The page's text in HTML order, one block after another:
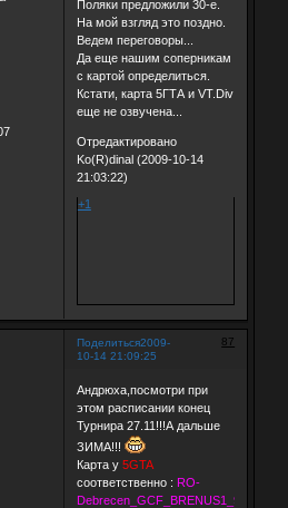
Поляки предложили 30-е.
На мой взгляд это поздно.
Ведем переговоры...
Да еще нашим соперникам
с картой определиться.
Кстати, карта 5ГТА и VT.Div
еще не озвучена...
Отредактировано
Ko(R)dinal (2009-10-14
21:03:22)
+1
Поделиться 87
2009-
10-14 21:09:25
Андрюха,посмотри при
этом расписании конец
Турнира 27.11!!!А дальше
ЗИМА!!!
Карта у 5GTA
соответственно : RO-